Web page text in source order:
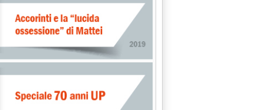
DI SCENA DOPO API-TAMOIL LASCIA ANCHE RISALITI'